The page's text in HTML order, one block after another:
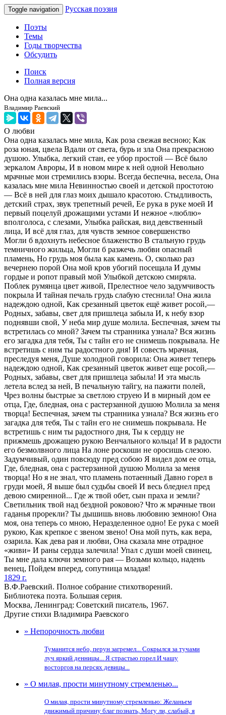
Toggle navigation Русская поэзия
Поэты
Темы
Годы творчества
Обсудить
Поиск
Полная версия
Она одна казалась мне мила...
Владимир Раевский
О любви
Она одна казалась мне мила, Как роза свежая весною; Как
роза юная, цвела Вдали от света, бурь и зла Она прекрасною
душою. Улыбка, легкий стан, ее убор простой — Всё было
зеркалом Авроры, И в новом мире к ней одной Невольно
мрачные мои стремились взоры. Всегда беспечна, весела, Она
казалась мне мила Невинностью своей и детской простотою
— Всё в ней для глаз моих дышало красотою. Стыдливость,
детский страх, звук трепетный речей, Ее рука в руке моей И
первый поцелуй дрожащими устами И нежное «люблю»
вполголоса, с слезами, Улыбка райская, вид девственный
лица, И всё для глаз, для чувств земное совершенство
Могли б вдохнуть небесное блаженство В стальную грудь
темничного жильца, Могли б разжечь любви опасный
пламень, Но грудь моя была как камень. О, сколько раз
вечернею порой Она мой кров убогий посещала И думы
гордые и ропот правый мой Улыбкой детскою смиряла.
Поблек румянца цвет живой, Прелестное чело задумчивость
покрыла И тайная печаль грудь слабую стеснила! Она жила
надеждою одной, Как срезанный цветок ещё живет росой,—
Родных, забавы, свет для пришлеца забыла И, к небу взор
поднявши свой, У неба мир душе молила. Беспечная, зачем ты
встретилась со мной? Зачем ты странника узнала? Вся жизнь
его загадка для тебя, Ты с тайн его не снимешь покрывала. Не
встретишь с ним ты радостного дня! И совесть мрачная,
преследуя меня, Душе холодной говорила: Она живет теперь
надеждою одной, Как срезанный цветок живет еще росой,—
Родных, забавы, свет для пришлеца забыла! И эта мысль
летела вслед за ней, В печальную тайгу, на пажити полей,
Чрез волны быстрые за светлою струею И в мирный дом ее
отца, Где, бледная, она с растерзанной душою Молила за меня
творца! Беспечная, зачем ты странника узнала? Вся жизнь его
загадка для тебя, Ты с тайн его не снимешь покрывала. Не
встретишь с ним ты радостного дня, Ты к сердцу не
прижмешь дрожащею рукою Венчального кольца! И в радости
его безмолвного лица На лоне роскоши не оросишь слезою.
Задумчивый, один повсюду пред собою Я видел дом ее отца,
Где, бледная, она с растерзанной душою Молила за меня
творца! Но я не знал, что пламень потаенный Давно горел в
груди моей, Я выше был судьбы своей И весь бледнел пред
девою смиренной... Где ж твой обет, сын праха и земли?
Светильник твой над бездной роковою? Что ж мрачные твои
гаданья прорекли? Ты дышишь вновь любовию земною! Она
моя, она теперь со мною, Неразделенное одно! Ее рука с моей
рукою, Как крепкое с звеном звено! Она мой путь, как вера,
озарила. Как дева рая и любви, Она сказала мне отрадное
«живи» И раны сердца залечила! Упал с души моей свинец,
Ты мне дала ключи земного рая — Возьми кольцо, надень
венец, Пойдем вперед, сопутница младая!
1829 г.
В.Ф.Раевский. Полное собрание стихотворений.
Библиотека поэта. Большая серия.
Москва, Ленинград: Советский писатель, 1967.
Другие стихи Владимира Раевского
» Непорочность любви
Туманится небо, перун загремел... Сокрылся за тучами
луч яркий денницы... Я страстью горел И чашу
восторгов на персях девицы...
» О милая, прости минутному стремленью...
О милая, прости минутному стремленью: Желаньем
движимый причину благ познать, Могу ли, слабый, я